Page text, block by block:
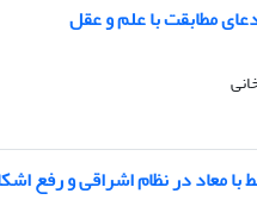
مطابقت با علم و عقل
با معاد در نظام اشراقی و رفع